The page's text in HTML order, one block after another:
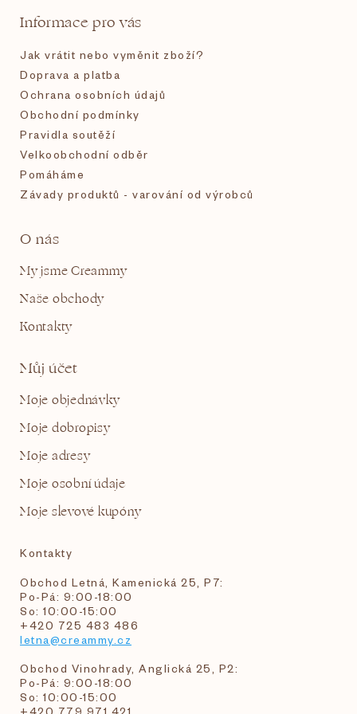
Informace pro vás
Jak vrátit nebo vyměnit zboží?
Doprava a platba
Ochrana osobních údajů
Obchodní podmínky
Pravidla soutěží
Velkoobchodní odběr
Pomáháme
Závady produktů - varování od výrobců
O nás
My jsme Creammy
Naše obchody
Kontakty
Můj účet
Moje objednávky
Moje dobropisy
Moje adresy
Moje osobní údaje
Moje slevové kupóny
Kontakty
Obchod Letná, Kamenická 25, P7:
Po-Pá: 9:00-18:00
So: 10:00-15:00
+420 725 483 486
letna@creammy.cz
Obchod Vinohrady, Anglická 25, P2:
Po-Pá: 9:00-18:00
So: 10:00-15:00